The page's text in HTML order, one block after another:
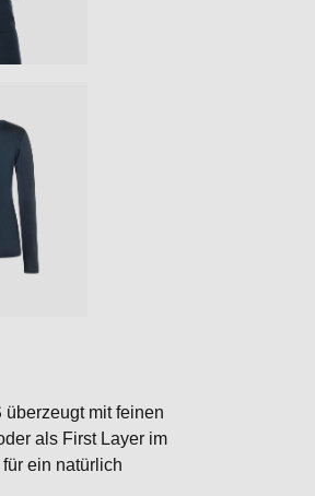
überzeugt mit feinen
als First Layer im
ein natürlich